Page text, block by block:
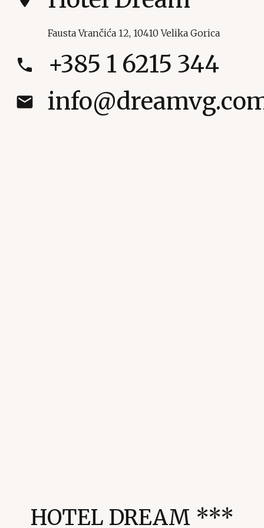
Fausta Vrančića 12, 10410 Velika Gorica
phone +385 1 6215 344
email
HOTEL DREAM ***